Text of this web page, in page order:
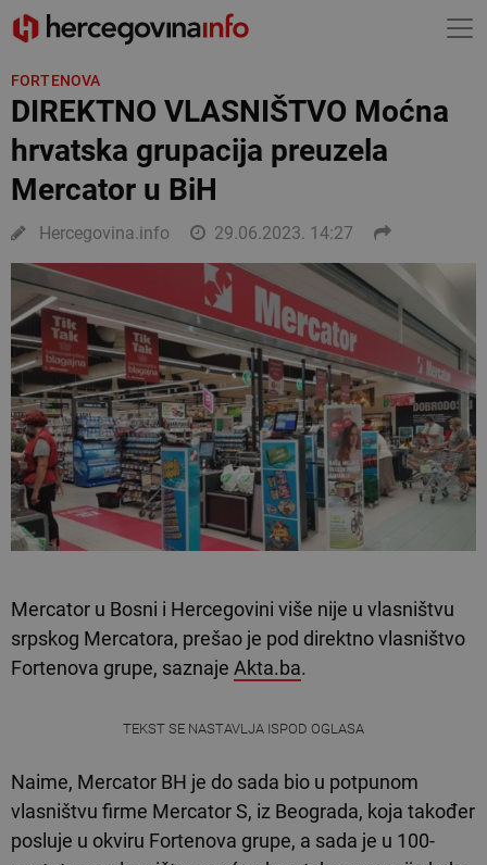
FORTENOVA
DIREKTNO VLASNIŠTVO Moćna
hrvatska grupacija preuzela
Mercator u BiH
Hercegovina.info 29.06.2023. 14:27
Mercator u Bosni i Hercegovini više nije u vlasništvu
srpskog Mercatora, prešao je pod direktno vlasništvo
Fortenova grupe, saznaje Akta.ba.
TEKST SE NASTAVLJA ISPOD OGLASA
Naime, Mercator BH je do sada bio u potpunom
vlasništvu firme Mercator S, iz Beograda, koja također
posluje u okviru Fortenova grupe, a sada je u 100-